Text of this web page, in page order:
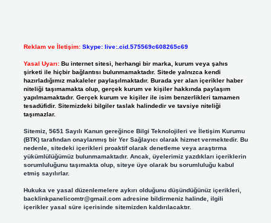
Reklam ve İletişim: Skype: live:.cid.575569c608265c69
Yasal Uyarı: Bu internet sitesi, herhangi bir marka, kurum veya şahıs
şirketi ile hiçbir bağlantısı bulunmamaktadır. Sitede yalnızca kendi
hazırladığımız makaleler paylaşılmaktadır. Burada yer alan içerikler haber
niteliği taşımamakta olup, gerçek kurum ve kişiler hakkında paylaşım
yapılmamaktadır. Gerçek kurum ve kişiler ile isim benzerlikleri tamamen
tesadüfidir. Sitemizdeki bilgiler taslak halindedir ve tavsiye niteliği
taşımazlar.
Sitemiz, 5651 Sayılı Kanun gereğince Bilgi Teknolojileri ve İletişim Kurumu
(BTK) tarafından onaylanmış bir Yer Sağlayıcı olarak hizmet vermektedir. Bu
nedenle, sitedeki içerikleri proaktif olarak denetleme veya araştırma
yükümlülüğümüz bulunmamaktadır. Ancak, üyelerimiz yazdıkları içeriklerin
sorumluluğunu taşımakta olup, siteye üye olarak bu sorumluluğu kabul
etmiş sayılırlar.
Hukuka ve yasal düzenlemelere aykırı olduğunu düşündüğünüz içerikleri,
backlinkpanelicomtr@gmail.comadresine bildirmeniz halinde, ilgili
içerikler yasal süre içerisinde sitemizden kaldırılacaktır.